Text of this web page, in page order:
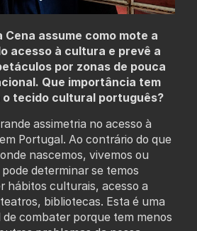
Cena assume como mote a
acesso à cultura e prevê a
por zonas de pouca
Que importância tem
tecido cultural português?
assimetria no acesso à
Portugal. Ao contrário do que
nascemos, vivemos ou
determinar se temos
hábitos culturais, acesso a
bibliotecas. Esta é uma
combater porque tem menos